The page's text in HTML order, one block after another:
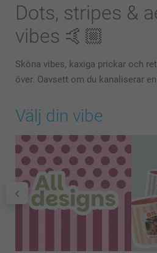
Dots, stripes &
vibes 🤙🏼
Sköna vibes, kaxiga prickar och
över. Oavsett om du kanaliserar
Välj din vibe